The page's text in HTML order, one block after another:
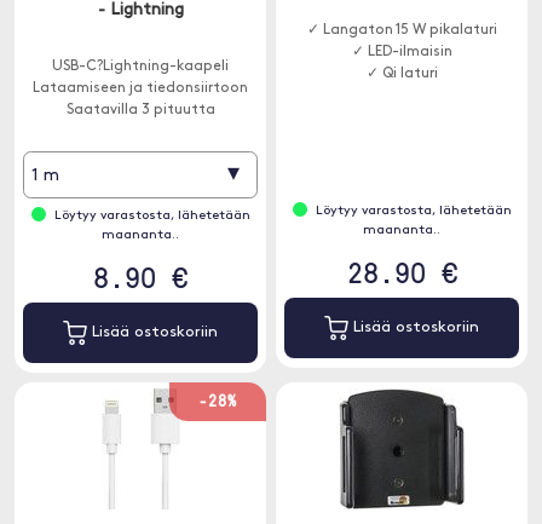
- Lightning
USB-C?Lightning-kaapeli
Lataamiseen ja tiedonsiirtoon
Saatavilla 3 pituutta
1 m ▾
Löytyy varastosta, lähetetään
maananta..
8.90 €
Lisää ostoskoriin
✓ Langaton 15 W pikalaturi
✓ LED-ilmaisin
✓ Qi laturi
Löytyy varastosta, lähetetään
maananta..
28.90 €
Lisää ostoskoriin
-28%